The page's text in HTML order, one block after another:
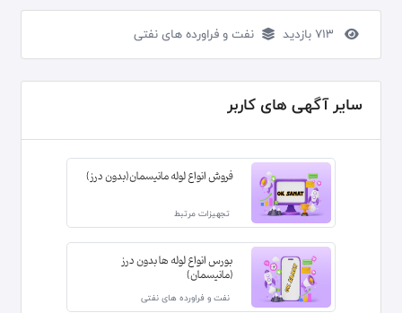
نفت و فراورده های نفتی
سایر آگهی های کاربر
فروش انواع لوله مانیسمان(بدون درز)
تجهیزات مرتبط
بورس انواع لوله ها بدون درز
(مانیسمان)
نفت و فراورده های نفتی